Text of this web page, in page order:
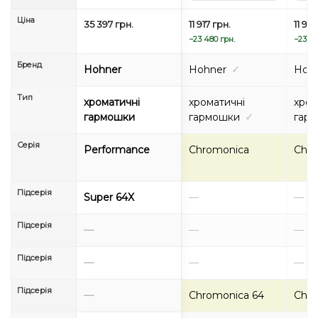
Ціна 35 397 грн. 11 917 грн.
−23 480 грн.
11
−23
Бренд Hohner Hohner ✓
Тип
хроматичні
гармошки
хроматичні
гармошки ✓
Серія Performance Chromonica
Підсерія Super 64X — —
Підсерія — — —
Підсерія — — —
Підсерія — Chromonica 64